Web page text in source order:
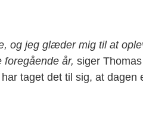
og jeg glæder mig til at
år, siger
taget det til sig, at dagen